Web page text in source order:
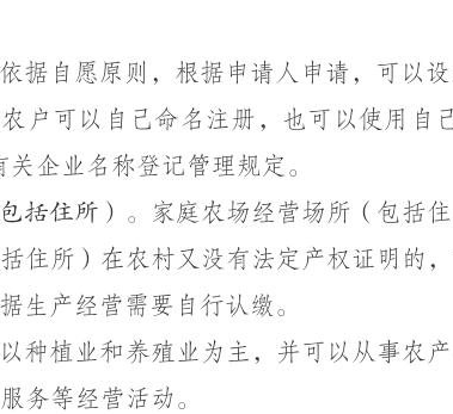
依据自愿原则，根据申请人申请，可以
农户可以自己命名注册，也可以使用自
企业名称登记管理规定。
括住所）。
家庭农场经营场所（包括
住所）在农村又没有法定产权证明的
生产经营需要自行认缴。
以种植业和养殖业为主，并可以从事农
务等经营活动。